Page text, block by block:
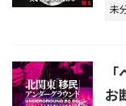
未
お